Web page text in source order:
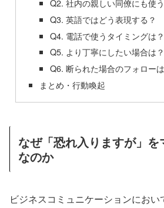
Q2. 社内の親しい同僚にも使
Q3. 英語ではどう表現する？
Q4. 電話で使うタイミングは？
Q5. より丁寧にしたい場合は？
Q6. 断られた場合のフォロー
まとめ・行動喚起
なぜ「恐れ入りますが」を
なのか
ビジネスコミュニケーションにおい